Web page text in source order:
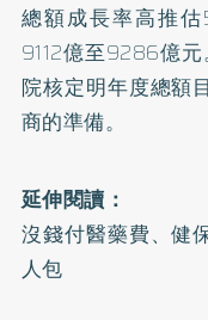
總額成長率高推
9112億至9286億
院核定明年度總額
商的準備。
延伸閱讀：
沒錢付醫藥費、健
人包